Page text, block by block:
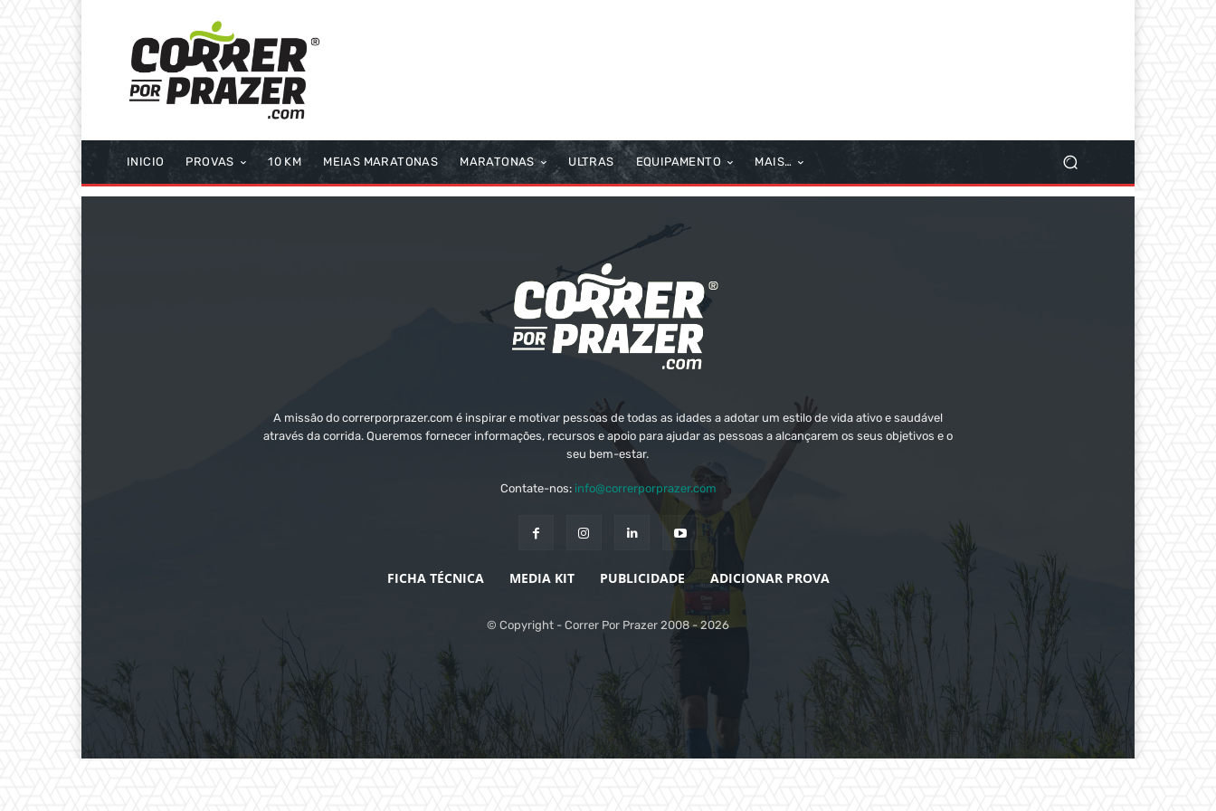
INICIO PROVAS 10 KM MEIAS MARATONAS MARATONAS ULTRAS EQUIPAMENTO MAIS…
A missão do correrporprazer.com é inspirar e motivar pessoas de todas as idades a adotar um estilo de vida ativo e saudável
através da corrida. Queremos fornecer informações, recursos e apoio para ajudar as pessoas a alcançarem os seus objetivos e o
seu bem-estar.
Contate-nos: info@correrporprazer.com
FICHA TÉCNICA MEDIA KIT PUBLICIDADE ADICIONAR PROVA
© Copyright - Correr Por Prazer 2008 - 2026